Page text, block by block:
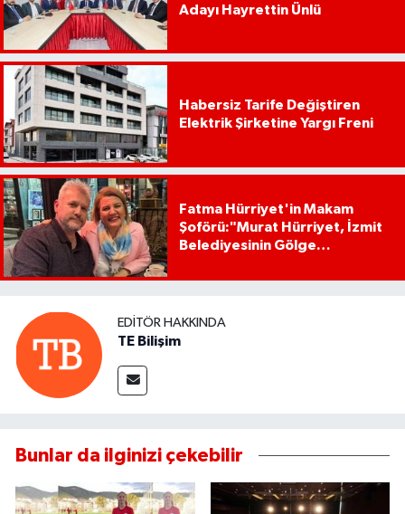
Adayı Hayrettin Ünlü
Habersiz Tarife Değiştiren
Elektrik Şirketine Yargı Freni
Fatma Hürriyet'in Makam
Şoförü:"Murat Hürriyet, İzmit
Belediyesinin Gölge
EDITÖR HAKKINDA
TE Bilişim
Bunlar da ilginizi çekebilir